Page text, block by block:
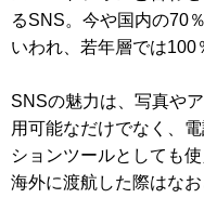
るSNS。今や国内の70
いわれ、若年層では100
SNSの魅力は、写真や
用可能なだけでなく、
ションツールとしても
海外に渡航した際はな